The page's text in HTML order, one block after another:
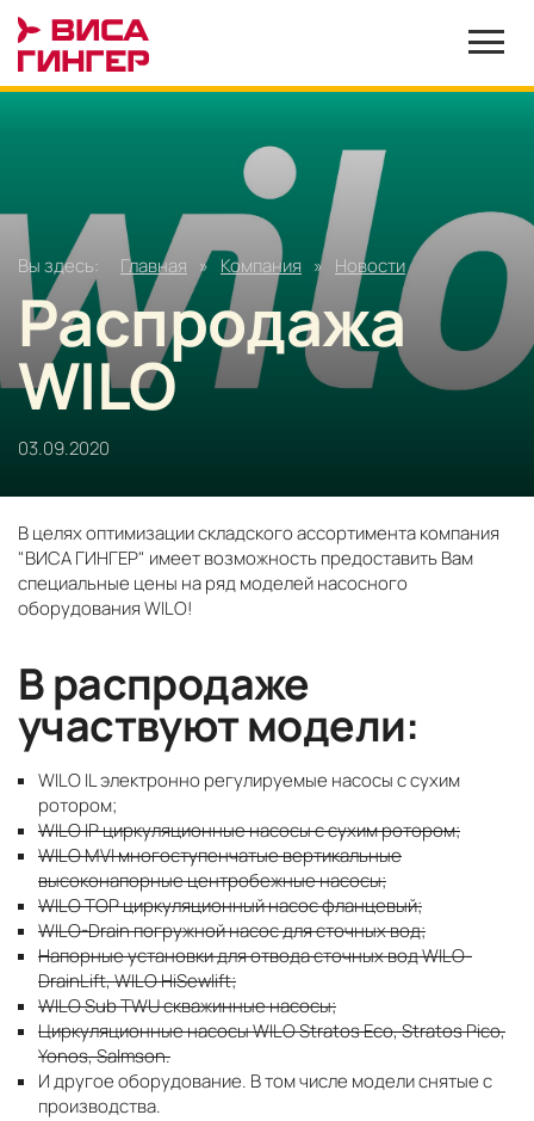
Вы здесь: Главная » Компания » Новости
Распродажа
WILO
03.09.2020
В целях оптимизации складского ассортимента компания
"ВИСА ГИНГЕР" имеет возможность предоставить Вам
специальные цены на ряд моделей насосного
оборудования WILO!
В распродаже
участвуют модели:
WILO IL электронно регулируемые насосы с сухим
ротором;
WILO IP циркуляционные насосы с сухим ротором;
WILO MVI многоступенчатые вертикальные
высоконапорные центробежные насосы;
WILO TOP циркуляционный насос фланцевый;
WILO-Drain погружной насос для сточных вод;
Напорные установки для отвода сточных вод WILO-
DrainLift, WILO HiSewlift;
WILO Sub TWU скважинные насосы;
Циркуляционные насосы WILO Stratos Eco, Stratos Pico,
Yonos, Salmson.
И другое оборудование. В том числе модели снятые с
производства.